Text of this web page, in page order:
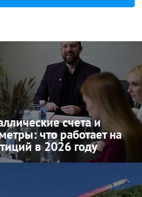
счета и
что работает на
в 2026 году